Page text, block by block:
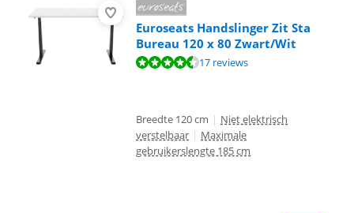
Euroseats Handslinger Zit Sta
Bureau 120 x 80 Zwart/Wit
Beoordeling is 9,1 van de 10, gebaseerd op 17 reviews.
17 reviews
Breedte 120 cm | Niet elektrisch
verstelbaar | Maximale
gebruikerslengte 185 cm